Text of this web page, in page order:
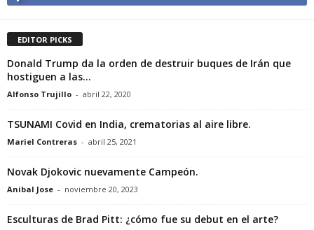
EDITOR PICKS
Donald Trump da la orden de destruir buques de Irán que
hostiguen a las...
Alfonso Trujillo - abril 22, 2020
TSUNAMI Covid en India, crematorias al aire libre.
Mariel Contreras - abril 25, 2021
Novak Djokovic nuevamente Campeón.
Anibal Jose - noviembre 20, 2023
Esculturas de Brad Pitt: ¿cómo fue su debut en el arte?